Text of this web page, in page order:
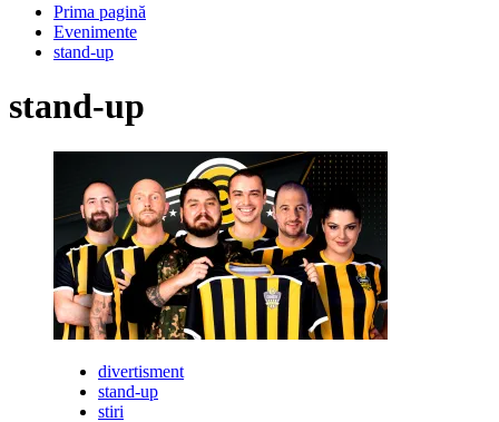
Prima pagină
Evenimente
stand-up
stand-up
divertisment
stand-up
stiri